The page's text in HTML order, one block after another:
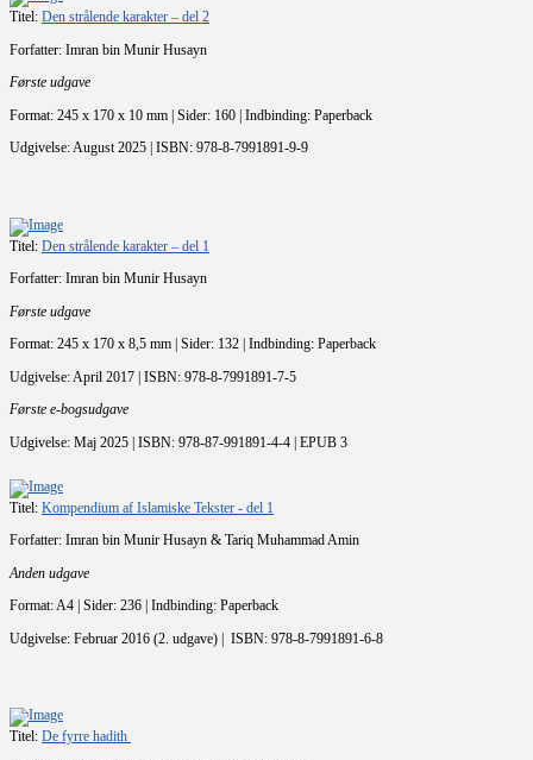
Titel: Den strålende karakter – del 2
Forfatter: Imran bin Munir Husayn
Første udgave
Format: 245 x 170 x 10 mm | Sider: 160 | Indbinding: Paperback
Udgivelse: August 2025 | ISBN: 978-8-7991891-9-9
Titel: Den strålende karakter – del 1
Forfatter: Imran bin Munir Husayn
Første udgave
Format: 245 x 170 x 8,5 mm | Sider: 132 | Indbinding: Paperback
Udgivelse: April 2017 | ISBN: 978-8-7991891-7-5
Første e-bogsudgave
Udgivelse: Maj 2025 | ISBN: 978-87-991891-4-4 | EPUB 3
Titel: Kompendium af Islamiske Tekster - del 1
Forfatter: Imran bin Munir Husayn & Tariq Muhammad Amin
Anden udgave
Format: A4 | Sider: 236 | Indbinding: Paperback
Udgivelse: Februar 2016 (2. udgave) | ISBN: 978-8-7991891-6-8
Titel: De fyrre hadith